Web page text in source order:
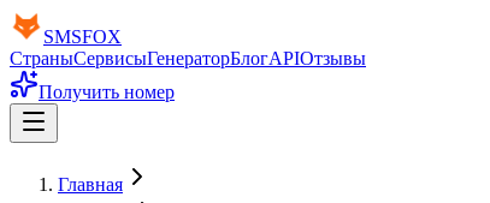
SMSFOX
СтраныСервисыГенераторБлогAPIОтзывы
Получить номер
Главная